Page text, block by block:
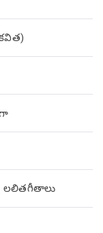
లలితగీతాలు